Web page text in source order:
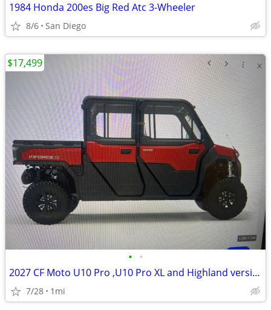
1984 Honda 200es Big Red Atc 3-Wheeler
8/6 San Diego
• •
2027 CF Moto U10 Pro ,U10 Pro XL and Highland versions!
7/28 1mi
$17,499